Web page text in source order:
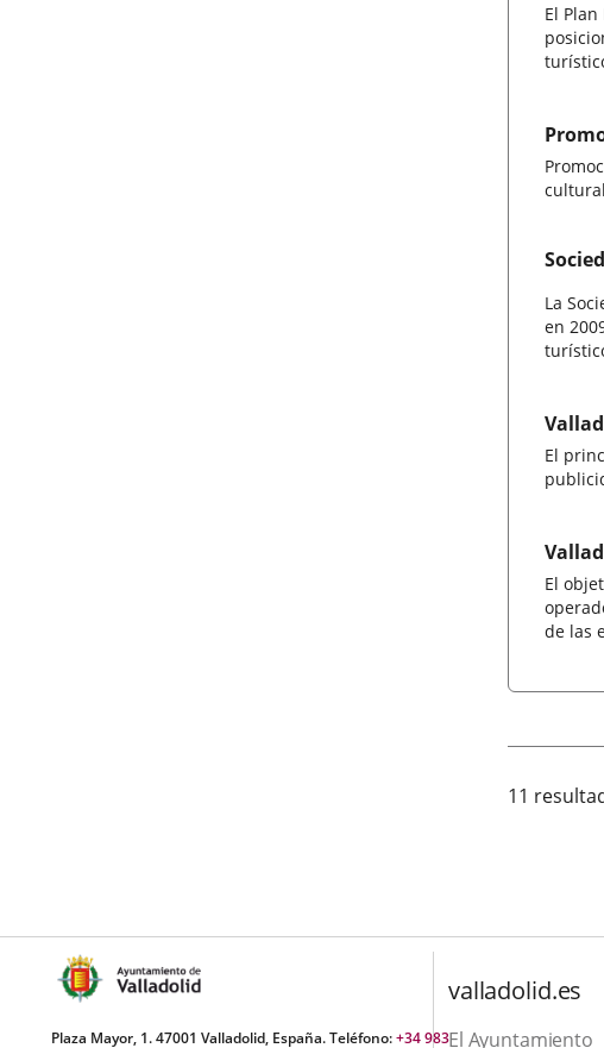
El
La
en
El
El
de las
11
Plaza Mayor, 1. 47001 Valladolid, España. Teléfono:+34 983
valladolid.es
El Ayuntamiento